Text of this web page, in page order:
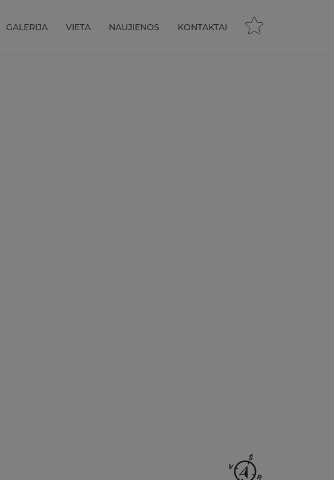
GALERIJA VIETA NAUJIENOS KONTAKTAI